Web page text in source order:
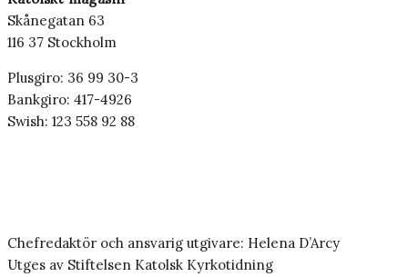
Skånegatan 63
116 37 Stockholm
Plusgiro: 36 99 30-3
Bankgiro: 417-4926
Swish: 123 558 92 88
Chefredaktör och ansvarig utgivare: Helena D’Arcy
Utges av Stiftelsen Katolsk Kyrkotidning